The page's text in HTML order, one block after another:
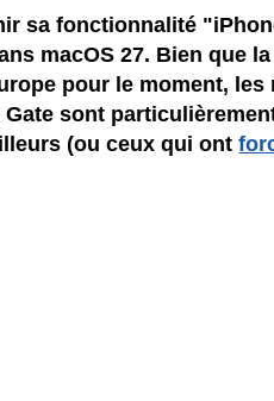
sa fonctionnalité
macOS 27. Bien que
pour le moment, les
sont
(ou ceux qui ont